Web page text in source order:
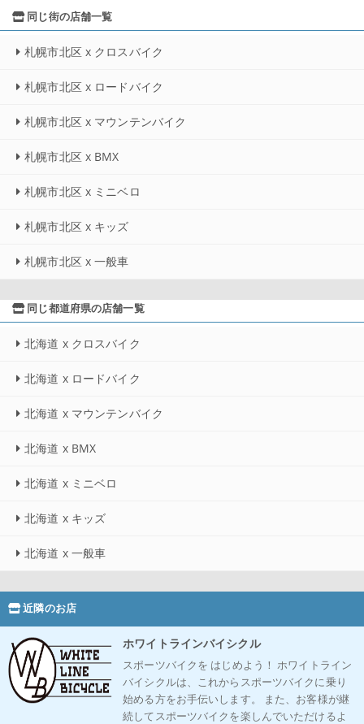
同じ街の店舗一覧
札幌市北区 x クロスバイク
札幌市北区 x ロードバイク
札幌市北区 x マウンテンバイク
札幌市北区 x BMX
札幌市北区 x ミニベロ
札幌市北区 x キッズ
札幌市北区 x 一般車
同じ都道府県の店舗一覧
北海道 x クロスバイク
北海道 x ロードバイク
北海道 x マウンテンバイク
北海道 x BMX
北海道 x ミニベロ
北海道 x キッズ
北海道 x 一般車
近隣のお店
ホワイトラインバイシクル
スポーツバイクを はじめよう！ ホワイトライン
バイシクルは、これからスポーツバイクに乗り
始める方をお手伝いします。 また、お客様が継
続してスポーツバイクを楽しんでいただけるよ